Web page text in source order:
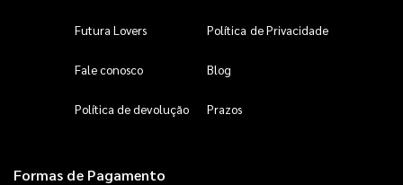
Futura Lovers Política de Privacidade
Fale conosco Blog
Política de devolução Prazos
Formas de Pagamento